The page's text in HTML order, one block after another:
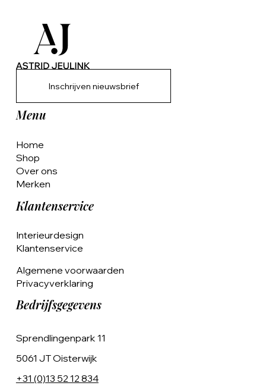
Inschrijven nieuwsbrief
Menu
Home
Shop
Over ons
Merken
Klantenservice
Interieurdesign
Klantenservice
Algemene voorwaarden
Privacyverklaring
Bedrijfsgegevens
Sprendlingenpark 11
5061 JT Oisterwijk
+31 (0)13 52 12 834